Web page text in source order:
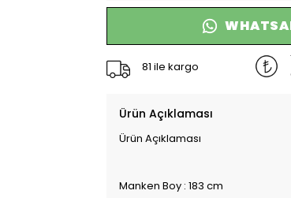
81 ile kargo
Ürün Açıklaması
Ürün Açıklaması
Manken Boy : 183 cm